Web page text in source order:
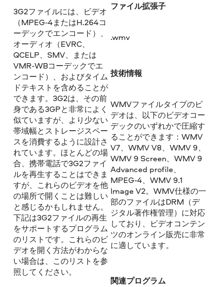
3G2ファイルには、ビデオ
（MPEG-4またはH.264コ
ーデックでエンコード）、
オーディオ（EVRC、
QCELP、SMV、または
VMR-WBコーデックでエ
ンコード）、およびタイム
ドテキストを含めることが
できます。3G2は、その前
身である3GPと非常によく
似ていますが、より少ない
帯域幅とストレージスペー
スを消費するように設計さ
れています。ほとんどの場
合、携帯電話で3G2ファイ
ルを再生することはできま
すが、これらのビデオを他
の場所で開くことは難しい
と感じるかもしれません。
下記は3G2ファイルの再生
をサポートするプログラム
のリストです。これらのビ
デオを開く方法がわからな
い場合は、このリストを参
照してください。
ファイル拡張子
.wmv
技術情報
WMVファイルタイプのビ
デオは、以下のビデオコー
デックのいずれかで圧縮す
ることができます：WMV
V7、WMV V8、WMV 9、
WMV 9 Screen、WMV 9
Advanced profile、
MPEG-4、WMV 9.1
Image V2。WMV仕様の一
部のファイルはDRM（デ
ジタル著作権管理）に対応
しており、ビデオコンテン
ツのオンライン販売に非常
に適しています。
関連プログラム